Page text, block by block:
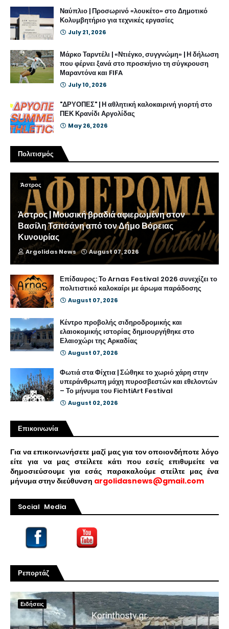
Ναύπλιο | Προσωρινό «λουκέτο» στο Δημοτικό
Κολυμβητήριο για τεχνικές εργασίες
July 21, 2026
Μάρκο Ταρντέλι | «Ντιέγκο, συγγνώμη» | Η δήλωση
που φέρνει ξανά στο προσκήνιο τη σύγκρουση
Μαραντόνα και FIFA
July 10, 2026
"ΔΡΥΟΠΕΣ" | Η αθλητική καλοκαιρινή γιορτή στο
ΠΕΚ Κρανίδι Αργολίδας
May 26, 2026
Πολιτισμός
Άστρος
Άστρος | Μουσική βραδιά αφιερωμένη στον
Βασίλη Τσιτσάνη από τον Δήμο Βόρειας
Κυνουρίας
Argolidas News August 07, 2026
Επίδαυρος: Το Arnas Festival 2026 συνεχίζει το
πολιτιστικό καλοκαίρι με άρωμα παράδοσης
August 07, 2026
Κέντρο προβολής σιδηροδρομικής και
ελαιοκομικής ιστορίας δημιουργήθηκε στο
Ελαιοχώρι της Αρκαδίας
August 07, 2026
Φωτιά στα Φίχτια | Σώθηκε το χωριό χάρη στην
υπεράνθρωπη μάχη πυροσβεστών και εθελοντών
– Το μήνυμα του FichtiArt Festival
August 02, 2026
Επικοινωνία
Για να επικοινωνήσετε μαζί μας για τον οποιονδήποτε λόγο
είτε για να μας στείλετε κάτι που εσείς επιθυμείτε να
δημοσιεύσουμε για εσάς παρακαλούμε στείλτε μας ένα
μήνυμα στην διεύθυνση argolidasnews@gmail.com
Social Media
Ρεπορτάζ
Ειδήσεις